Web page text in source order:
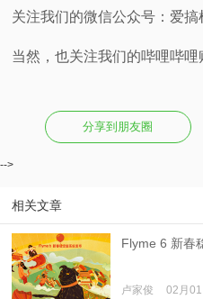
关注我们的微信公众号：爱搞
当然，也关注我们的哔哩哔
分享到朋友圈
-->
相关文章
Flyme 6 新春
卢家俊 02月